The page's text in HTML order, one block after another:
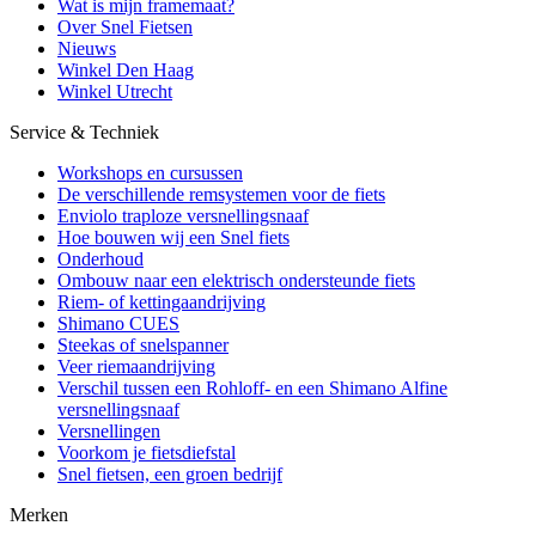
Wat is mijn framemaat?
Over Snel Fietsen
Nieuws
Winkel Den Haag
Winkel Utrecht
Service & Techniek
Workshops en cursussen
De verschillende remsystemen voor de fiets
Enviolo traploze versnellingsnaaf
Hoe bouwen wij een Snel fiets
Onderhoud
Ombouw naar een elektrisch ondersteunde fiets
Riem- of kettingaandrijving
Shimano CUES
Steekas of snelspanner
Veer riemaandrijving
Verschil tussen een Rohloff- en een Shimano Alfine
versnellingsnaaf
Versnellingen
Voorkom je fietsdiefstal
Snel fietsen, een groen bedrijf
Merken